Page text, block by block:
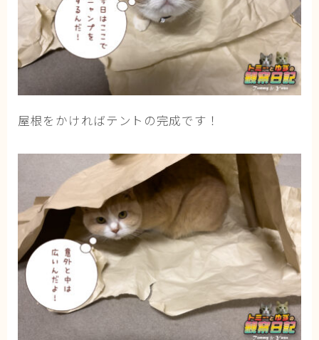
ブログ
トミーとゆずの観察日記
プロフィール
屋根をかければテントの完成です！